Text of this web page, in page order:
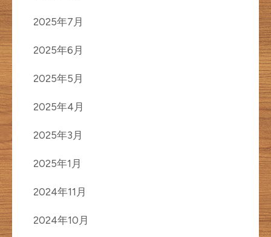
2025年7月
2025年6月
2025年5月
2025年4月
2025年3月
2025年1月
2024年11月
2024年10月